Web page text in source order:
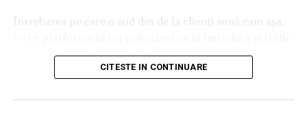
Întrebarea pe care o aud des de la clienți sună cam așa.
din Google, nu doar lead-uri pe moment? Răspunsul
scurt e că platforma contează, dar nu în felul în care
CITESTE IN CONTINUARE